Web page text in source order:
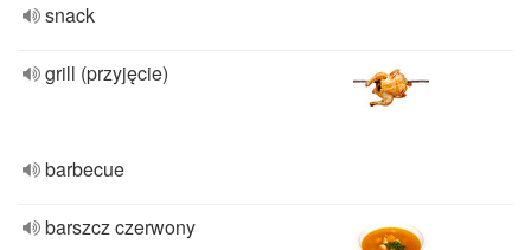
snack
grill (przyjęcie)
barbecue
barszcz czerwony